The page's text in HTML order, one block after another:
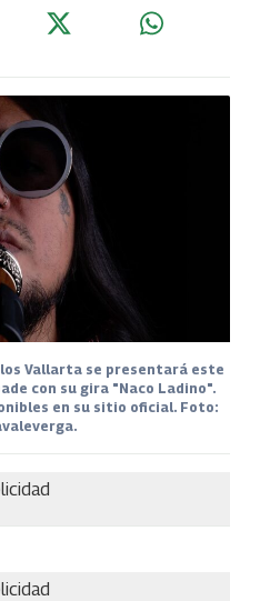
Vallarta se presentará este
con su gira "Naco Ladino".
en su sitio oficial. Foto: